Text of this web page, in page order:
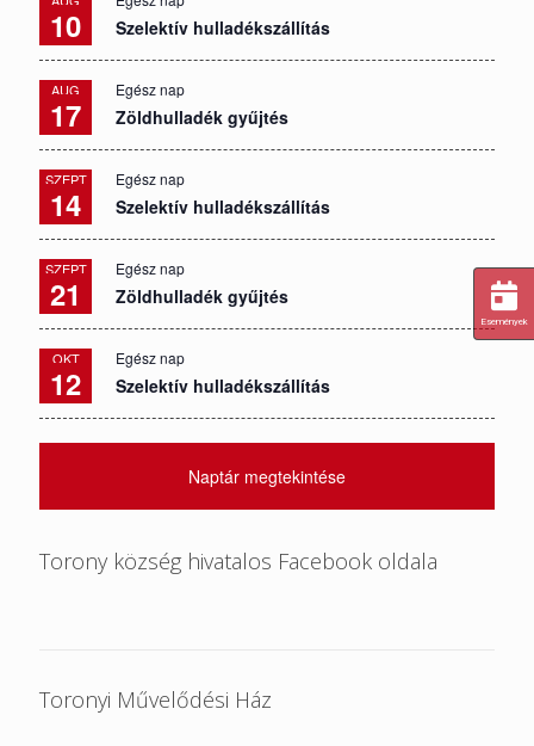
10 Szelektív hulladékszállítás
AUG
17
Egész nap
Zöldhulladék gyűjtés
SZEPT
14
Egész nap
Szelektív hulladékszállítás
SZEPT
21
Egész nap
Zöldhulladék gyűjtés
OKT
12
Egész nap
Szelektív hulladékszállítás
Naptár megtekintése
Torony község hivatalos Facebook oldala
Toronyi Művelődési Ház
Események